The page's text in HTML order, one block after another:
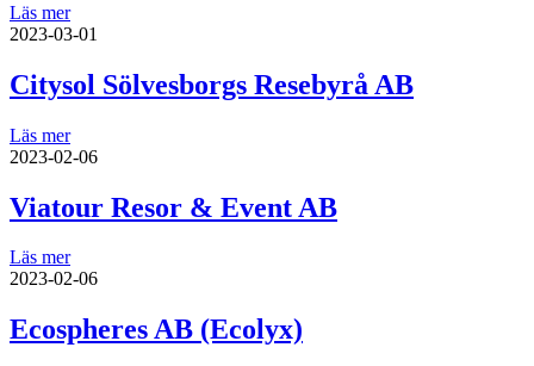
Läs mer
2023-03-01
Citysol Sölvesborgs Resebyrå AB
Läs mer
2023-02-06
Viatour Resor & Event AB
Läs mer
2023-02-06
Ecospheres AB (Ecolyx)